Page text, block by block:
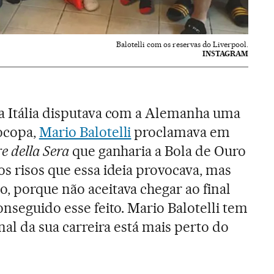
Balotelli com os reservas do Liverpool.
INSTAGRAM
Itália disputava com a Alemanha uma
Mario Balotelliproclamava em
della Seraque ganharia a Bola de Ouro
risos que essa ideia provocava, mas
porque não aceitava chegar ao final
esse feito. Mario Balotelli tem
da sua carreira está mais perto do